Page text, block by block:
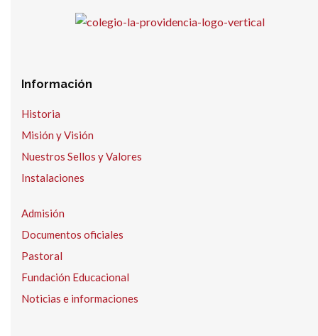
Información
Historia
Misión y Visión
Nuestros Sellos y Valores
Instalaciones
Admisión
Documentos oficiales
Pastoral
Fundación Educacional
Noticias e informaciones